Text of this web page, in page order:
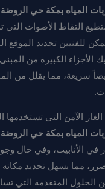
المياه بمكة حي الروضة
التقاط الأصوات التي
يمكن للفنيين تحديد
الأجزاء الكبيرة من
سريعة، مما يقلل من
الغاز الآمن التي
المياه بمكة حي الروضة
في الأنابيب، وفي حال
مما يسهل تحديد
الحلول المتقدمة التي